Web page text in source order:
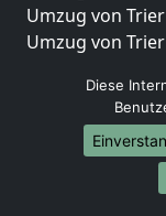
Umzug von
Umzug von
Umzüge-
Umzug von
Umzug von
Umzug von
Umzug von
Diese